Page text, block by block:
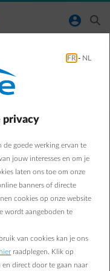
normal-account-circle search
in de
slimme laadproces:
de Smart App
opladen is begonnen.
wanneer het
het laden is gestart? Dat
kan variëren
je
informatie hierover vind
FR - NL
privacy
de goede werking ervan te
jouw interesses en om je
laten ons toe om onze
banners of directe
cookies op onze website
wordt aangeboden te
van cookies kan je ons
hier raadplegen. Klik op
en direct door te gaan naar